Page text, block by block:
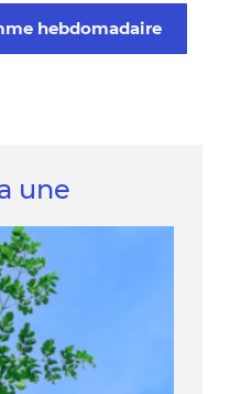
hebdomadaire
une